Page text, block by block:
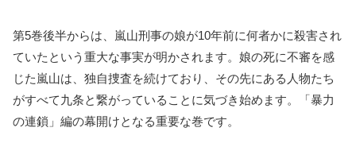
第5巻後半からは、嵐山刑事の娘が10年前に何者かに殺害され
ていたという重大な事実が明かされます。娘の死に不審を感
じた嵐山は、独自捜査を続けており、その先にある人物たち
がすべて九条と繋がっていることに気づき始めます。「暴力
の連鎖」編の幕開けとなる重要な巻です。